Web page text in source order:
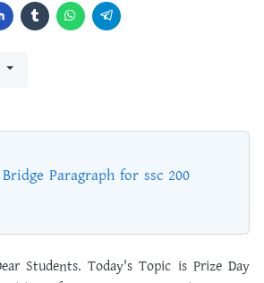
Paragraph for ssc 200
Students. Today's Topic is Prize Day